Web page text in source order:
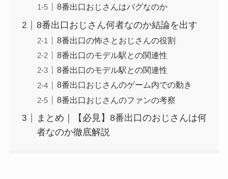
8番出口おじさんはバグなのか
8番出口おじさん何者なのか結論を出す
8番出口の怖さとおじさんの役割
8番出口のモデル駅との関連性
8番出口のモデル駅との関連性
8番出口おじさんのゲーム内での動き
8番出口おじさんのファンの考察
まとめ｜【必見】8番出口のおじさんは何
者なのか徹底解説